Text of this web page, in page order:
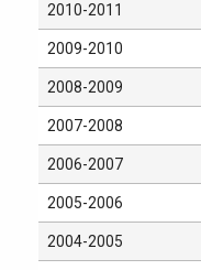
2010-2011
2009-2010
2008-2009
2007-2008
2006-2007
2005-2006
2004-2005